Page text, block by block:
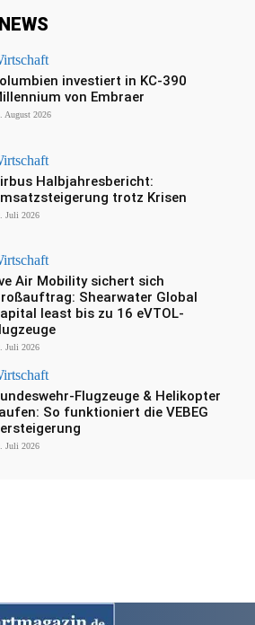
investiert in KC-390
von Embraer
August 2026
Halbjahresbericht:
trotz Krisen
Juli 2026
Air Mobility sichert sich
Shearwater Global
least bis zu 16 eVTOL-
Juli 2026
Flugzeuge & Helikopter
So funktioniert die VEBEG
Juli 2026